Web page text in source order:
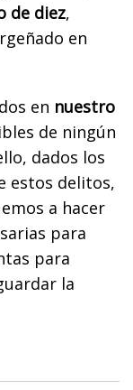
de diez,
en
en nuestro
de ningún
dados los
estos delitos,
a hacer
para
para
la